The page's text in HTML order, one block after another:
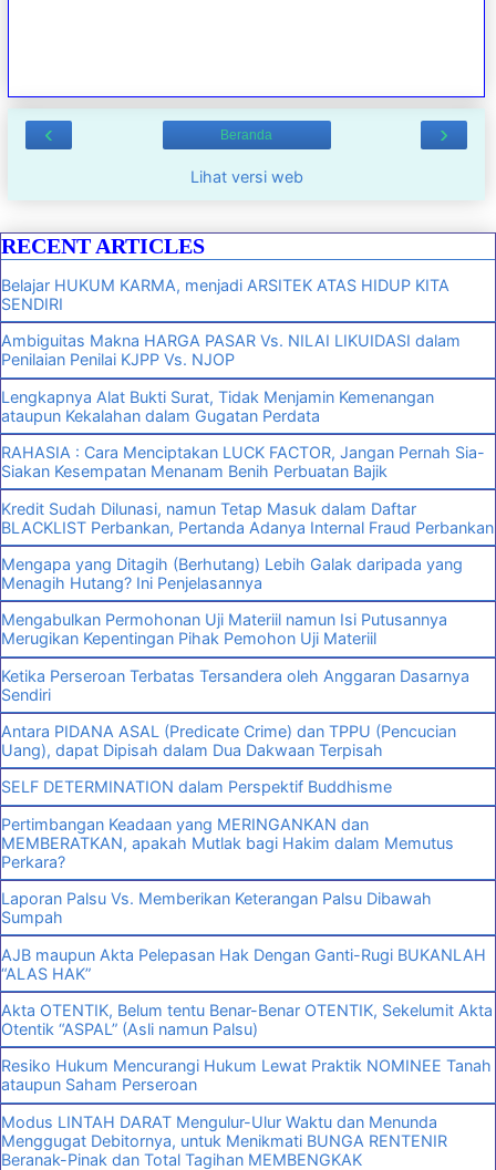
‹ ›
Beranda
Lihat versi web
RECENT ARTICLES
Belajar HUKUM KARMA, menjadi ARSITEK ATAS HIDUP KITA
SENDIRI
Ambiguitas Makna HARGA PASAR Vs. NILAI LIKUIDASI dalam
Penilaian Penilai KJPP Vs. NJOP
Lengkapnya Alat Bukti Surat, Tidak Menjamin Kemenangan
ataupun Kekalahan dalam Gugatan Perdata
RAHASIA : Cara Menciptakan LUCK FACTOR, Jangan Pernah Sia-
Siakan Kesempatan Menanam Benih Perbuatan Bajik
Kredit Sudah Dilunasi, namun Tetap Masuk dalam Daftar
BLACKLIST Perbankan, Pertanda Adanya Internal Fraud Perbankan
Mengapa yang Ditagih (Berhutang) Lebih Galak daripada yang
Menagih Hutang? Ini Penjelasannya
Mengabulkan Permohonan Uji Materiil namun Isi Putusannya
Merugikan Kepentingan Pihak Pemohon Uji Materiil
Ketika Perseroan Terbatas Tersandera oleh Anggaran Dasarnya
Sendiri
Antara PIDANA ASAL (Predicate Crime) dan TPPU (Pencucian
Uang), dapat Dipisah dalam Dua Dakwaan Terpisah
SELF DETERMINATION dalam Perspektif Buddhisme
Pertimbangan Keadaan yang MERINGANKAN dan
MEMBERATKAN, apakah Mutlak bagi Hakim dalam Memutus
Perkara?
Laporan Palsu Vs. Memberikan Keterangan Palsu Dibawah
Sumpah
AJB maupun Akta Pelepasan Hak Dengan Ganti-Rugi BUKANLAH
“ALAS HAK”
Akta OTENTIK, Belum tentu Benar-Benar OTENTIK, Sekelumit Akta
Otentik “ASPAL” (Asli namun Palsu)
Resiko Hukum Mencurangi Hukum Lewat Praktik NOMINEE Tanah
ataupun Saham Perseroan
Modus LINTAH DARAT Mengulur-Ulur Waktu dan Menunda
Menggugat Debitornya, untuk Menikmati BUNGA RENTENIR
Beranak-Pinak dan Total Tagihan MEMBENGKAK